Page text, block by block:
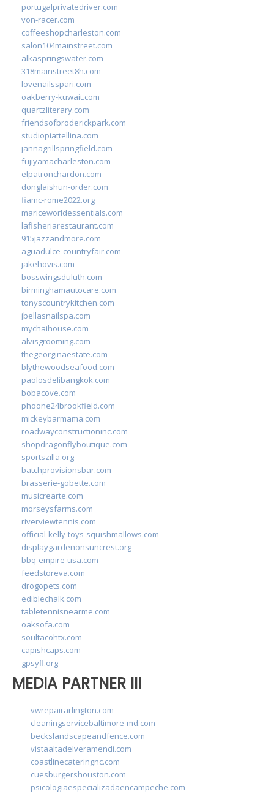
portugalprivatedriver.com
von-racer.com
coffeeshopcharleston.com
salon104mainstreet.com
alkaspringswater.com
318mainstreet8h.com
lovenailsspari.com
oakberry-kuwait.com
quartzliterary.com
friendsofbroderickpark.com
studiopiattellina.com
jannagrillspringfield.com
fujiyamacharleston.com
elpatronchardon.com
donglaishun-order.com
fiamc-rome2022.org
mariceworldessentials.com
lafisheriarestaurant.com
915jazzandmore.com
aguadulce-countryfair.com
jakehovis.com
bosswingsduluth.com
birminghamautocare.com
tonyscountrykitchen.com
jbellasnailspa.com
mychaihouse.com
alvisgrooming.com
thegeorginaestate.com
blythewoodseafood.com
paolosdelibangkok.com
bobacove.com
phoone24brookfield.com
mickeybarmama.com
roadwayconstructioninc.com
shopdragonflyboutique.com
sportszilla.org
batchprovisionsbar.com
brasserie-gobette.com
musicrearte.com
morseysfarms.com
riverviewtennis.com
official-kelly-toys-squishmallows.com
displaygardenonsuncrest.org
bbq-empire-usa.com
feedstoreva.com
drogopets.com
ediblechalk.com
tabletennisnearme.com
oaksofa.com
soultacohtx.com
capishcaps.com
gpsyfl.org
MEDIA PARTNER III
vwrepairarlington.com
cleaningservicebaltimore-md.com
beckslandscapeandfence.com
vistaaltadelveramendi.com
coastlinecateringnc.com
cuesburgershouston.com
psicologiaespecializadaencampeche.com